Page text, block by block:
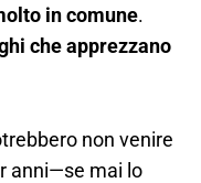
in comune.
che apprezzano
non venire
anni—se mai lo